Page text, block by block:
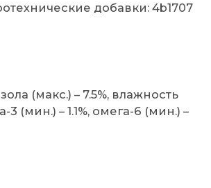
добавки: 4b1707
(макс.) – 7.5%, влажность
3 (мин.) – 1.1%, омега-6 (мин.) –